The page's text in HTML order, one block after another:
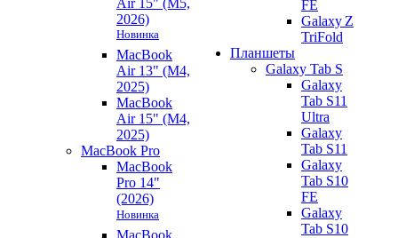
Air 15" (M5,
2026)
Новинка
MacBook
Air 13" (M4,
2025)
MacBook
Air 15" (M4,
2025)
MacBook Pro
MacBook
Pro 14"
(2026)
Новинка
MacBook
FE
Galaxy Z
TriFold
Планшеты
Galaxy Tab S
Galaxy
Tab S11
Ultra
Galaxy
Tab S11
Galaxy
Tab S10
FE
Galaxy
Tab S10